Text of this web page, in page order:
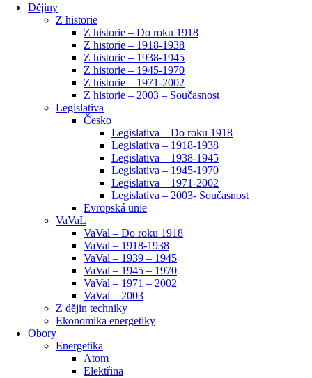
Dějiny
Z historie
Z historie – Do roku 1918
Z historie – 1918-1938
Z historie – 1938-1945
Z historie – 1945-1970
Z historie – 1971-2002
Z historie – 2003 – Současnost
Legislativa
Česko
Legislativa – Do roku 1918
Legislativa – 1918-1938
Legislativa – 1938-1945
Legislativa – 1945-1970
Legislativa – 1971-2002
Legislativa – 2003- Současnost
Evropská unie
VaVaL
VaVal – Do roku 1918
VaVal – 1918-1938
VaVal – 1939 – 1945
VaVal – 1945 – 1970
VaVal – 1971 – 2002
VaVal – 2003
Z dějin techniky
Ekonomika energetiky
Obory
Energetika
Atom
Elektřina